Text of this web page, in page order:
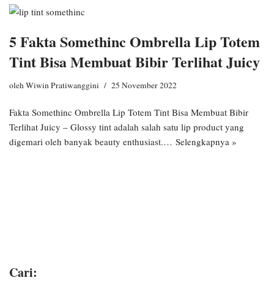
5 Fakta Somethinc Ombrella Lip Totem
Tint Bisa Membuat Bibir Terlihat Juicy
olehWiwin Pratiwanggini 25 November 2022
Fakta Somethinc Ombrella Lip Totem Tint Bisa Membuat Bibir
Terlihat Juicy – Glossy tint adalah salah satu lip product yang
digemari oleh banyak beauty enthusiast.… Selengkapnya »
Cari: